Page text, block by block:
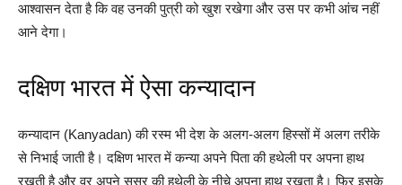
आश्‍वासन देता है कि वह उनकी पुत्री को खुश रखेगा और उस पर कभी आंच नहीं
आने देगा।
दक्षिण भारत में ऐसा कन्‍यादान
कन्‍यादान (Kanyadan) की रस्‍म भी देश के अलग-अलग हिस्‍सों में अलग तरीके
से निभाई जाती है। दक्षिण भारत में कन्‍या अपने पिता की हथेली पर अपना हाथ
रखती है और वर अपने ससुर की हथेली के नीचे अपना हाथ रखता है। फिर इसके